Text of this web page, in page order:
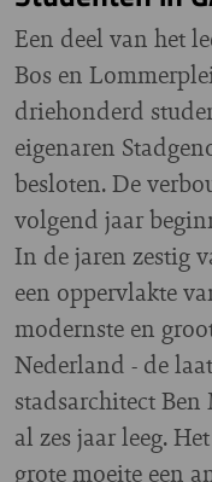
Een deel van het
Bos en
driehonderd
eigenaren
besloten. De
volgend jaar
In de jaren zestig
een oppervlakte
modernste en
Nederland - de
stadsarchitect
al zes jaar leeg.
grote moeite een